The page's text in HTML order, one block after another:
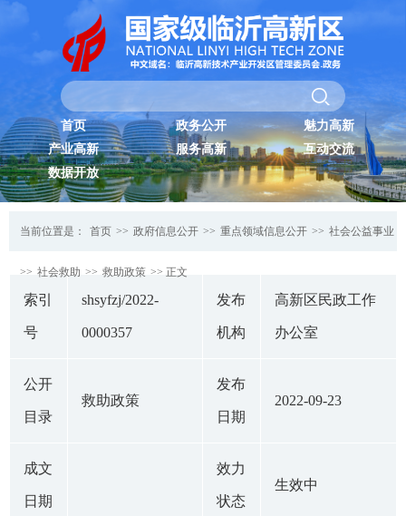
首页 政务公开
魅力高新
产业高新
服务高新
互动交流
数据开放
当前位置是： 首页 >> 政府信息公开 >> 重点领域信息公开 >> 社会公益事业
>> 社会救助 >> 救助政策 >> 正文
索引
号
shsyfzj/2022-
0000357
发布
机构
高新区民政工作
办公室
公开
目录
救助政策
发布
日期
2022-09-23
成文
日期
效力
状态
生效中